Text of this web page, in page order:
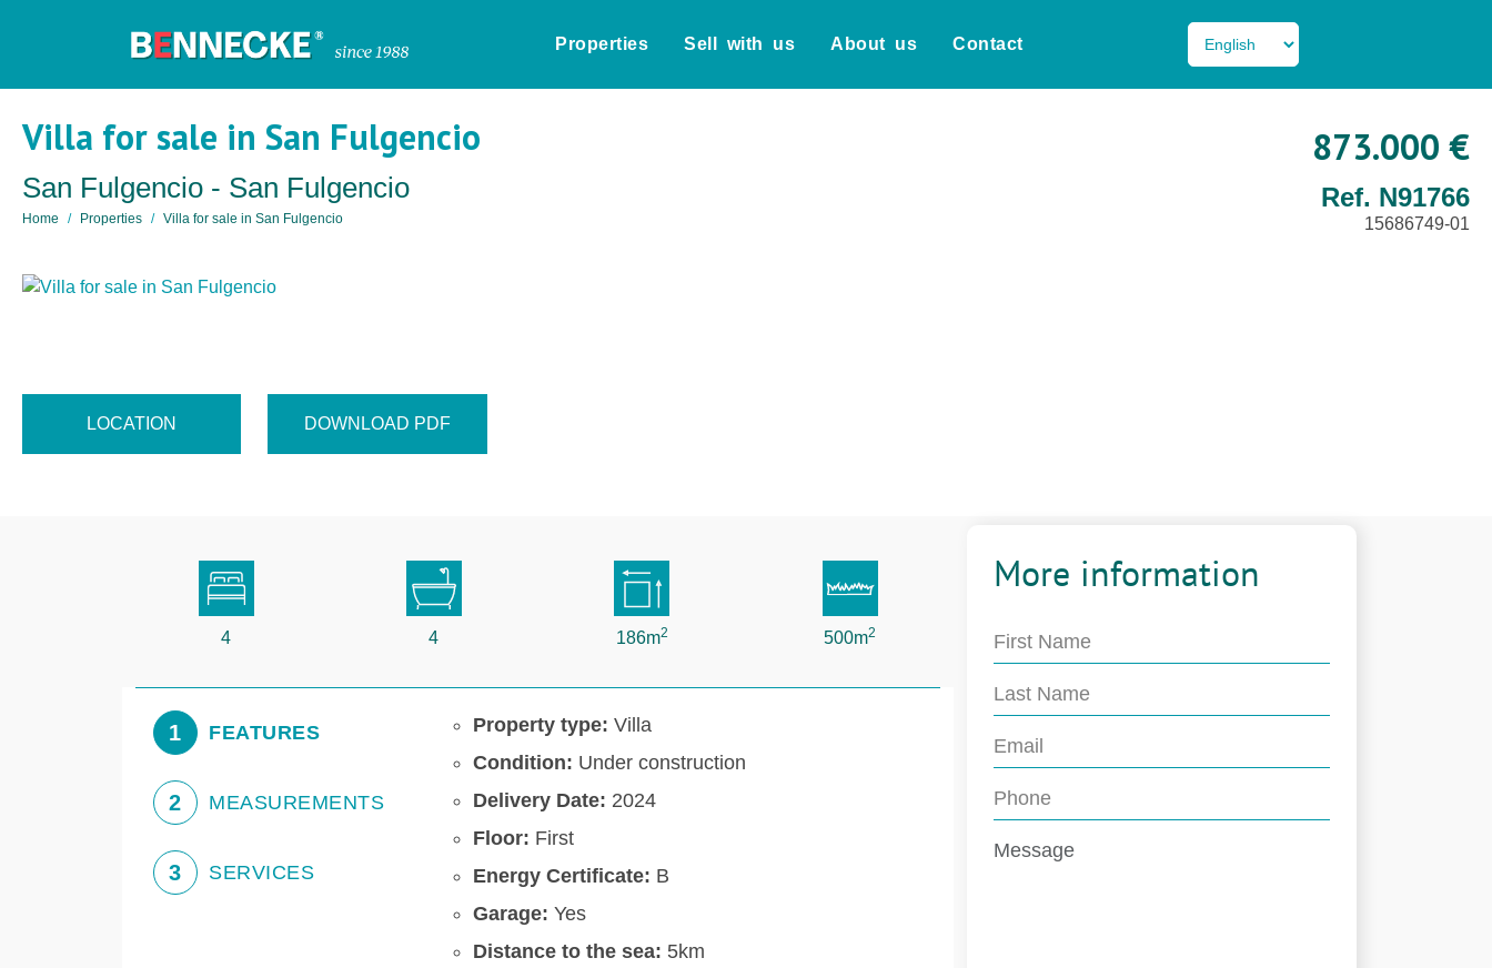
Properties Sell with us About us Contact
Villa for sale in San Fulgencio
San Fulgencio - San Fulgencio
Home Properties Villa for sale in San Fulgencio
873.000 €
Ref. N91766
15686749-01
LOCATION DOWNLOAD PDF
4 4 186m2 500m2
1 FEATURES
2 MEASUREMENTS
3 SERVICES
Property type: Villa
Condition: Under construction
Delivery Date: 2024
Floor: First
Energy Certificate: B
Garage: Yes
Distance to the sea: 5km
More information